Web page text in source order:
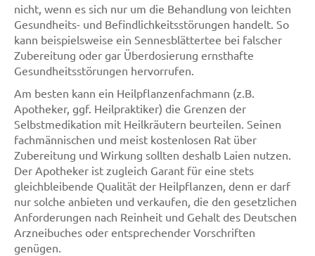
nicht, wenn es sich nur um die Behandlung von leichten
Gesundheits- und Befindlichkeitsstörungen handelt. So
kann beispielsweise ein Sennesblättertee bei falscher
Zubereitung oder gar Überdosierung ernsthafte
Gesundheitsstörungen hervorrufen.
Am besten kann ein Heilpflanzenfachmann (z.B.
Apotheker, ggf. Heilpraktiker) die Grenzen der
Selbstmedikation mit Heilkräutern beurteilen. Seinen
fachmännischen und meist kostenlosen Rat über
Zubereitung und Wirkung sollten deshalb Laien nutzen.
Der Apotheker ist zugleich Garant für eine stets
gleichbleibende Qualität der Heilpflanzen, denn er darf
nur solche anbieten und verkaufen, die den gesetzlichen
Anforderungen nach Reinheit und Gehalt des Deutschen
Arzneibuches oder entsprechender Vorschriften
genügen.